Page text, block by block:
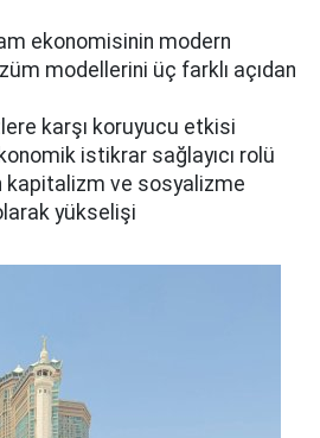
ekonomisinin modern
modellerini üç farklı açıdan
karşı koruyucu etkisi
istikrar sağlayıcı rolü
kapitalizm ve sosyalizme
yükselişi